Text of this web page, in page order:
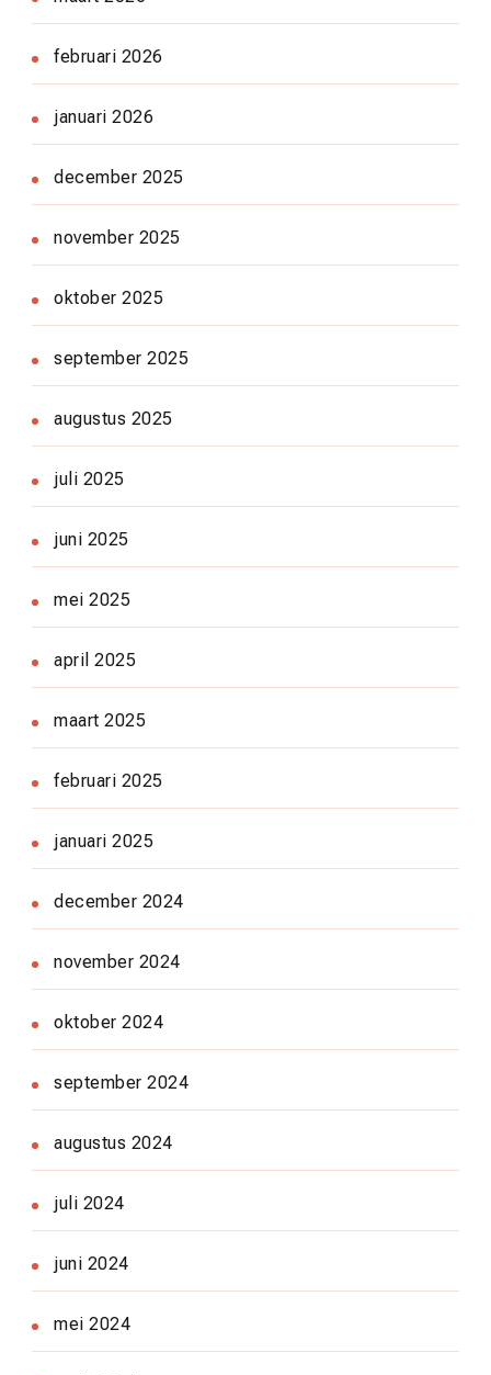
februari 2026
januari 2026
december 2025
november 2025
oktober 2025
september 2025
augustus 2025
juli 2025
juni 2025
mei 2025
april 2025
maart 2025
februari 2025
januari 2025
december 2024
november 2024
oktober 2024
september 2024
augustus 2024
juli 2024
juni 2024
mei 2024